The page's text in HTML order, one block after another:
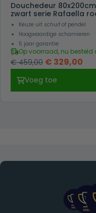
Douchedeur
zwart serie Rafaella
Keuze uit schuif of pendel
Hoogwaardige scharnieren
5 jaar garantie
Op voorraad, nu besteld
€459,00
€ 459,00.
€ 329,00
€
Voeg toe